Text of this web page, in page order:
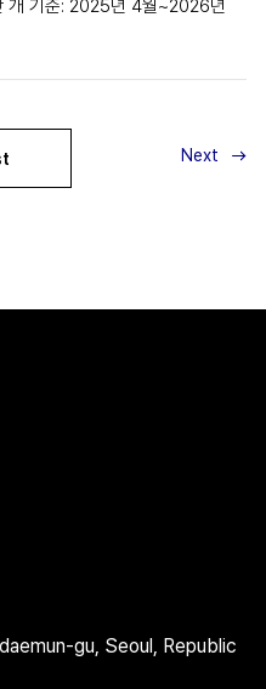
개 기준: 2025년 4월~2026년
Next
gu, Seoul, Republic